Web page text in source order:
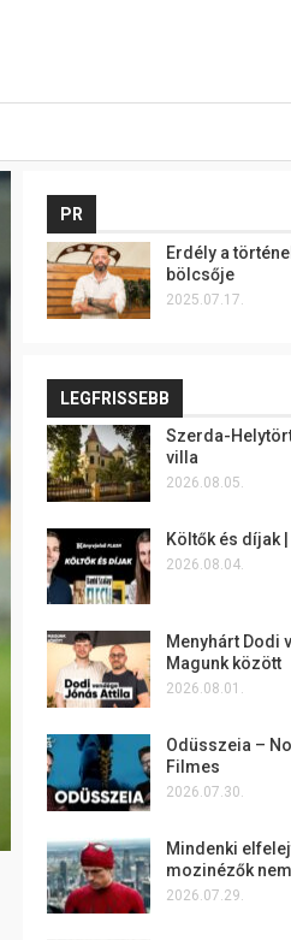
PR
Erdély a
bölcsője
2025.07.17.
LEGFRISSEBB
Szerda-
villa
2026.08.05.
Költők és díjak
2026.08.04.
Menyhárt Dodi
Magunk között
2026.08.01.
Odüsszeia –
Filmes
2026.07.30.
Mindenki
mozinézők
2026.07.29.